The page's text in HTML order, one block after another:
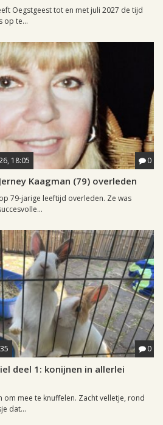
Oegstgeest tot en met juli 2027 de tijd
op te...
18:05 0
Kaagman (79) overleden
79-jarige leeftijd overleden. Ze was
0
deel 1: konijnen in allerlei
om mee te knuffelen. Zacht velletje, rond
dat...